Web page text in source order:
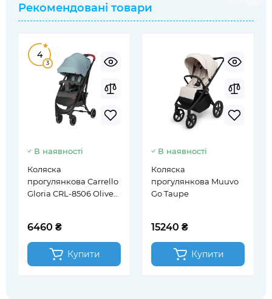
Рекомендовані товари
4
3
В наявності
Коляска
прогулянкова Carrello
Gloria CRL-8506 Olive
6460 ₴
Купити
В наявності
Коляска
прогулянкова Muuvo
Go Taupe
15240 ₴
Купити